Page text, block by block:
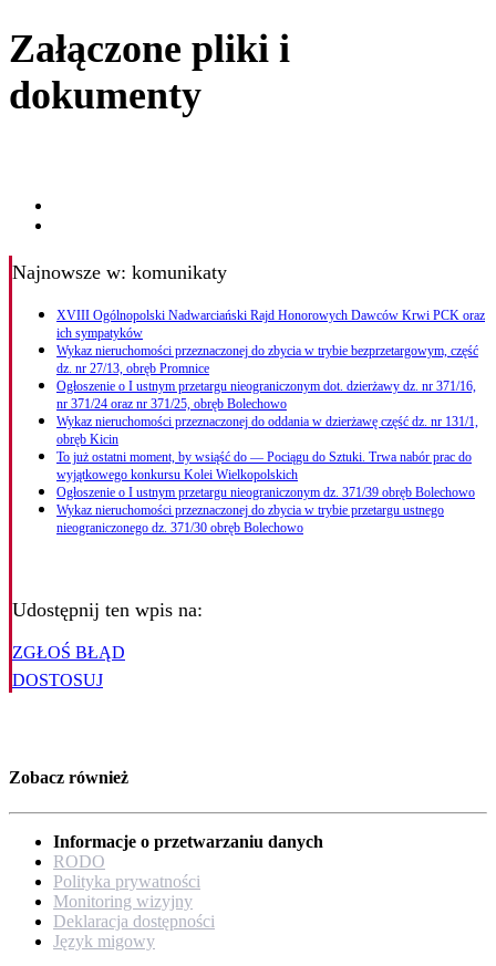
Załączone pliki i
dokumenty
Najnowsze w: komunikaty
XVIII Ogólnopolski Nadwarciański Rajd Honorowych Dawców Krwi PCK oraz
ich sympatyków
Wykaz nieruchomości przeznaczonej do zbycia w trybie bezprzetargowym, część
dz. nr 27/13, obręb Promnice
Ogłoszenie o I ustnym przetargu nieograniczonym dot. dzierżawy dz. nr 371/16,
nr 371/24 oraz nr 371/25, obręb Bolechowo
Wykaz nieruchomości przeznaczonej do oddania w dzierżawę część dz. nr 131/1,
obręb Kicin
To już ostatni moment, by wsiąść do — Pociągu do Sztuki. Trwa nabór prac do
wyjątkowego konkursu Kolei Wielkopolskich
Ogłoszenie o I ustnym przetargu nieograniczonym dz. 371/39 obręb Bolechowo
Wykaz nieruchomości przeznaczonej do zbycia w trybie przetargu ustnego
nieograniczonego dz. 371/30 obręb Bolechowo
Udostępnij ten wpis na:
ZGŁOŚ BŁĄD
DOSTOSUJ
Zobacz również
Informacje o przetwarzaniu danych
RODO
Polityka prywatności
Monitoring wizyjny
Deklaracja dostępności
Język migowy